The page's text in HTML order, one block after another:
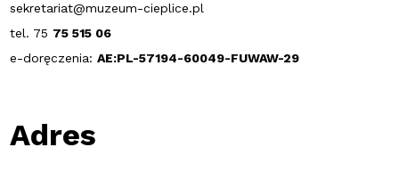
sekretariat@muzeum-cieplice.pl
tel. 75 75 515 06
e-doręczenia:AE:PL-57194-60049-FUWAW-29
Adres